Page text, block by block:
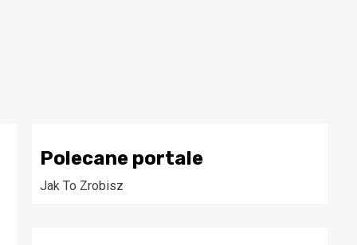
Polecane portale
Jak To Zrobisz